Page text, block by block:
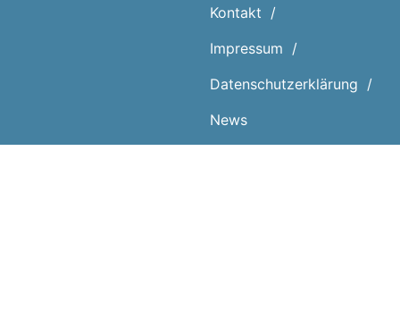
Kontakt
Impressum
Datenschutz­erklärung
News